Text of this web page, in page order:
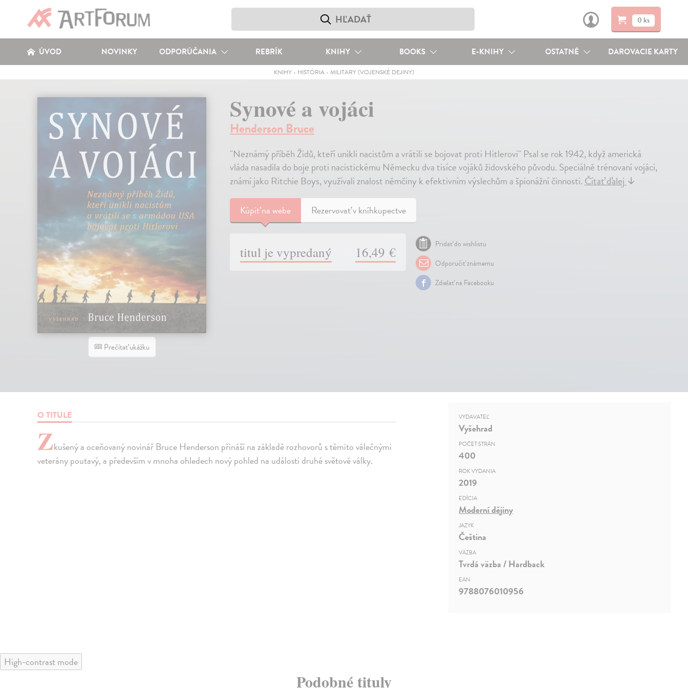
0 ks
ÚVOD NOVINKY ODPORÚČANIA REBRÍK KNIHY BOOKS E-KNIHY OSTATNÉ DAROVACIE KARTY
KNIHY- HISTÓRIA- MILITARY (VOJENSKÉ DEJINY)
Prečítať ukážku
Synové a vojáci
Henderson Bruce
"Neznámý příběh Židů, kteří unikli nacistům a vrátili se bojovat proti Hitlerovi" Psal se rok 1942, když americká
vláda nasadila do boje proti nacistickému Německu dva tisíce vojáků židovského původu. Speciálně trénovaní vojáci,
známí jako Ritchie Boys, využívali znalost němčiny k efektivním výslechům a špionážní činnosti.Čítať ďalej↓
Kúpiťna webe Rezervovať v kníhkupectve
titul je vypredaný 16,49 €
Pridať do wishlistu
Odporučiť známemu
Zdielať na Facebooku
O TITULE
Zkušený a oceňovaný novinář Bruce Henderson přináší na základě rozhovorů s těmito válečnými
veterány poutavý, a především v mnoha ohledech nový pohled na události druhé světové války.
VYDAVATEĽ
Vyšehrad
POČET STRÁN
400
ROK VYDANIA
2019
EDÍCIA
Moderní dějiny
JAZYK
Čeština
VÄZBA
Tvrdá väzba / Hardback
EAN
9788076010956
High-contrast mode
Podobné tituly